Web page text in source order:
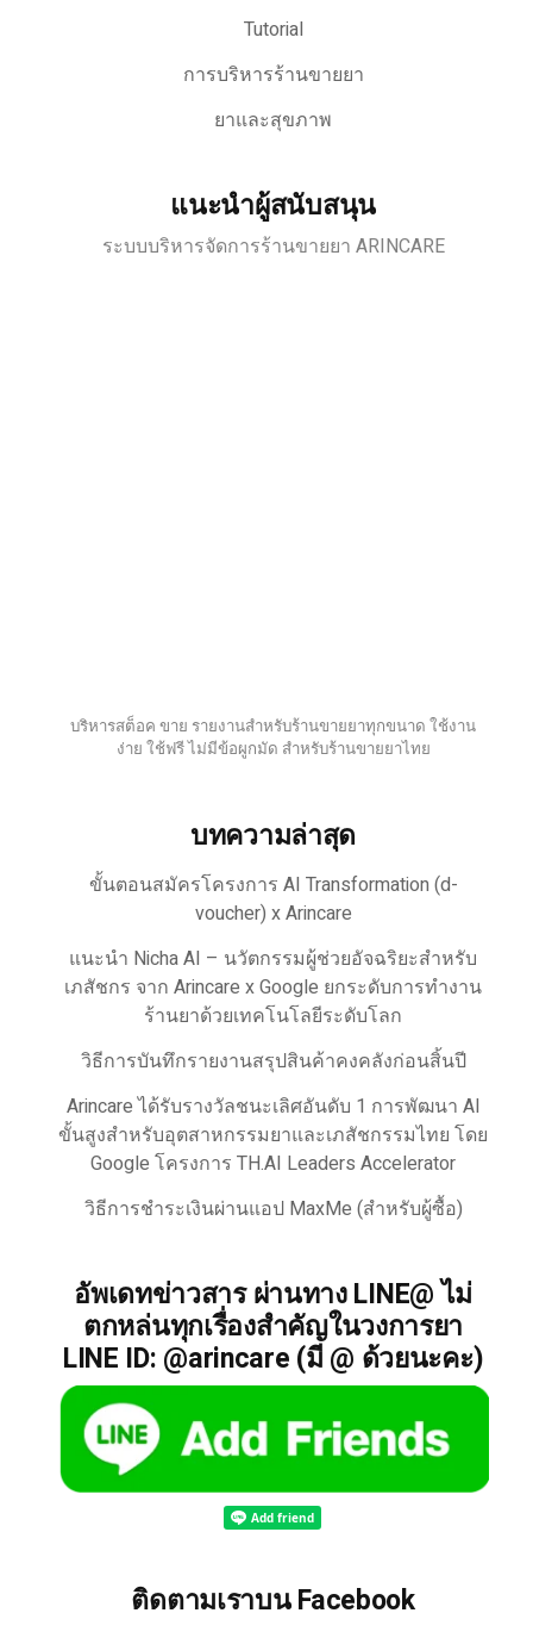
Tutorial
การบริหารร้านขายยา
ยาและสุขภาพ
แนะนำผู้สนับสนุน
ระบบบริหารจัดการร้านขายยา ARINCARE
บริหารสต็อค ขาย รายงานสำหรับร้านขายยาทุกขนาด ใช้งาน
ง่าย ใช้ฟรี ไม่มีข้อผูกมัด สำหรับร้านขายยาไทย
บทความล่าสุด
ขั้นตอนสมัครโครงการ AI Transformation (d-
voucher) x Arincare
แนะนำ Nicha AI – นวัตกรรมผู้ช่วยอัจฉริยะสำหรับ
เภสัชกร จาก Arincare x Google ยกระดับการทำงาน
ร้านยาด้วยเทคโนโลยีระดับโลก
วิธีการบันทึกรายงานสรุปสินค้าคงคลังก่อนสิ้นปี
Arincare ได้รับรางวัลชนะเลิศอันดับ 1 การพัฒนา AI
ขั้นสูงสำหรับอุตสาหกรรมยาและเภสัชกรรมไทย โดย
Google โครงการ TH.AI Leaders Accelerator
วิธีการชำระเงินผ่านแอป MaxMe (สำหรับผู้ซื้อ)
อัพเดทข่าวสาร ผ่านทาง LINE@ ไม่
ตกหล่นทุกเรื่องสำคัญในวงการยา
LINE ID: @arincare (มี @ ด้วยนะคะ)
ติดตามเราบน Facebook